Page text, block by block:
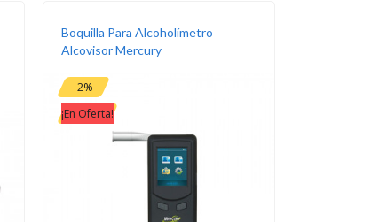
Boquilla Para Alcoholímetro
Alcovisor Mercury
-2%
¡En Oferta!